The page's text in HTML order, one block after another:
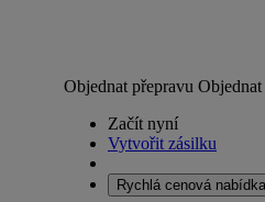
Objednat přepravu
Začít nyní
Vytvořit zásilku
Rychlá cenová